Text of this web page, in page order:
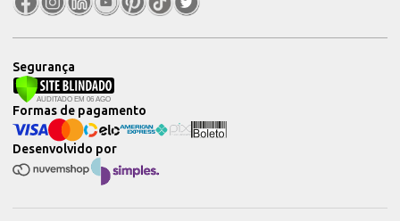
Segurança
Desenvolvido por
Formas de pagamento